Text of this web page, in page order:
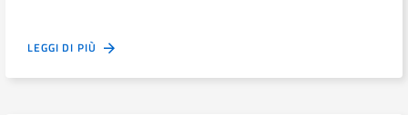
LEGGI DI PIÙ